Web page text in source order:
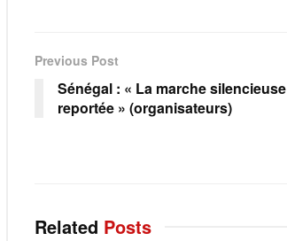
Previous Post
Sénégal : « La marche silencieuse
reportée » (organisateurs)
Related Posts